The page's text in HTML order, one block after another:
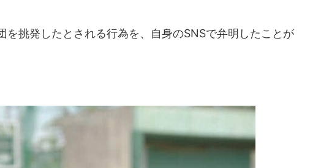
挑発したとされる行為を、自身のSNSで弁明したことが